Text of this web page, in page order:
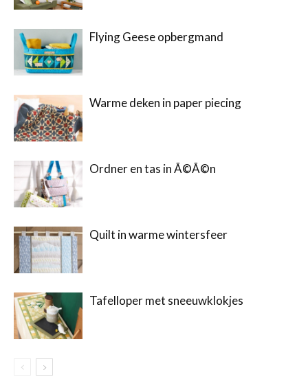
Flying Geese opbergmand
Warme deken in paper piecing
Ordner en tas in Ã©Ã©n
Quilt in warme wintersfeer
Tafelloper met sneeuwklokjes